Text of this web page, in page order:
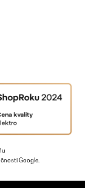
Google.